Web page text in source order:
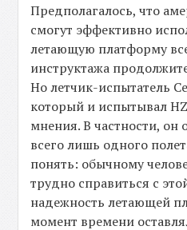
Предполагалось, что
смогут эффективно
летающую платформу
инструктажа
Но летчик-испытатель
который и испытывал
мнения. В частности, он
всего лишь одного
понять: обычному
трудно справиться с
надежность летающей
момент времени